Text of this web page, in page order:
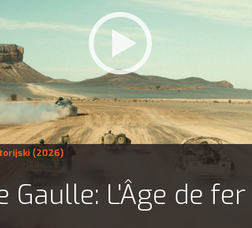
(2026)
Gaulle: L'Âge de fer